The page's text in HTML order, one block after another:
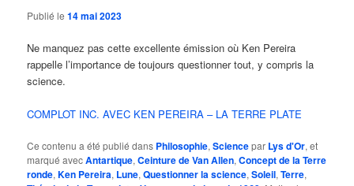
Publié le14 mai 2023
Ne manquez pas cette excellente émission où Ken Pereira
rappelle l’importance de toujours questionner tout, y compris la
science.
COMPLOT INC. AVEC KEN PEREIRA – LA TERRE PLATE
Ce contenu a été publié dans Philosophie,Sciencepar Lys d'Or, et
marqué avecAntartique,Ceinture de Van Allen,Concept de la Terre
ronde,Ken Pereira, Lune,Questionner la science,Soleil,Terre,